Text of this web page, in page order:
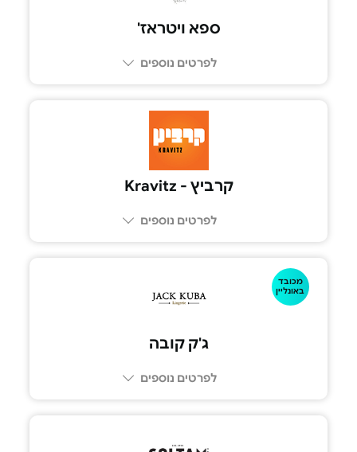
ספא ויטראז'
לפרטים נוספים
קרביץ - Kravitz
לפרטים נוספים
מכובד
באונליין
ג'ק קובה
לפרטים נוספים